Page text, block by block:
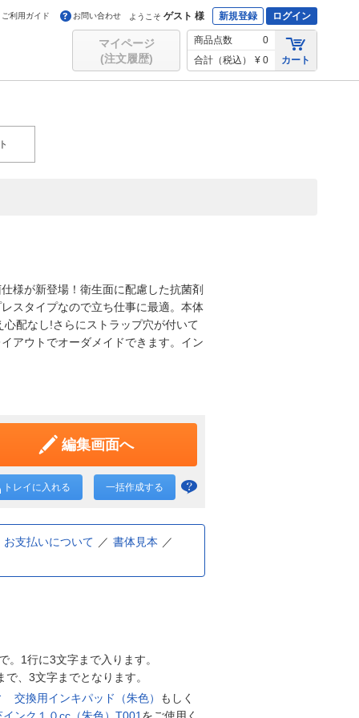
ご利用ガイド お問い合わせ ようこそ ゲスト 様 新規登録 ログイン
マイページ
(注文履歴)
商品点数
0
合計（税込）
¥ 0 カート
様が新登場！衛生面に配慮した抗菌剤
スタイプなので立ち仕事に最適。本体
配なし!さらにストラップ穴が付いて
アウトでオーダメイドできます。イン
編集画面へ
トレイに入れる 一括作成する
お支払いについて 書体見本
。1行に3文字まで入ります。
、3文字までとなります。
交換用インキパッド（朱色）
もしく
ンク１０cc（朱色）T001 をご使用く